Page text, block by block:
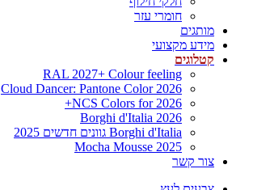
חומרי עזר
מותגים
מידע מקצועי
קטלוגים
RAL 2027+ Colour feeling
Cloud Dancer: Pantone Color 2026
NCS Colors for 2026+
Borghi d'Italia 2026
Borghi d'Italia גוונים חדשים 2025
Mocha Mousse 2025
צור קשר